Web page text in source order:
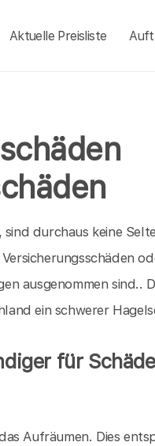
Aktuelle Preisliste
durchaus keine
ausgenommen sind..
ein schwerer
für
Aufräumen. Dies